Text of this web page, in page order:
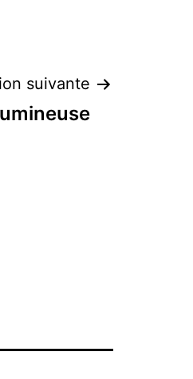
suivante